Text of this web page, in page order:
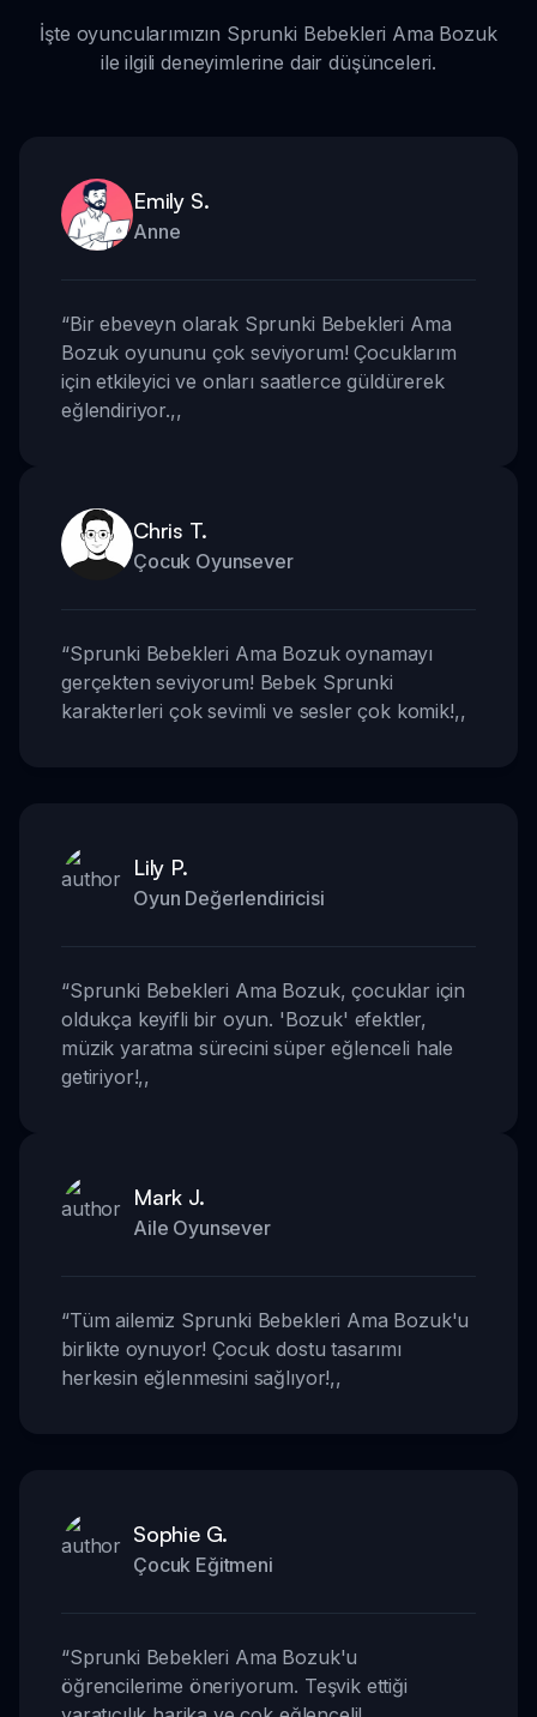
İşte oyuncularımızın Sprunki Bebekleri Ama Bozuk
ile ilgili deneyimlerine dair düşünceleri.
Emily S.
Anne
“Bir ebeveyn olarak Sprunki Bebekleri Ama
Bozuk oyununu çok seviyorum! Çocuklarım
için etkileyici ve onları saatlerce güldürerek
eğlendiriyor.,,
Chris T.
Çocuk Oyunsever
“Sprunki Bebekleri Ama Bozuk oynamayı
gerçekten seviyorum! Bebek Sprunki
karakterleri çok sevimli ve sesler çok komik!,,
Lily P.
Oyun Değerlendiricisi
“Sprunki Bebekleri Ama Bozuk, çocuklar için
oldukça keyifli bir oyun. 'Bozuk' efektler,
müzik yaratma sürecini süper eğlenceli hale
getiriyor!,,
Mark J.
Aile Oyunsever
“Tüm ailemiz Sprunki Bebekleri Ama Bozuk'u
birlikte oynuyor! Çocuk dostu tasarımı
herkesin eğlenmesini sağlıyor!,,
Sophie G.
Çocuk Eğitmeni
“Sprunki Bebekleri Ama Bozuk'u
öğrencilerime öneriyorum. Teşvik ettiği